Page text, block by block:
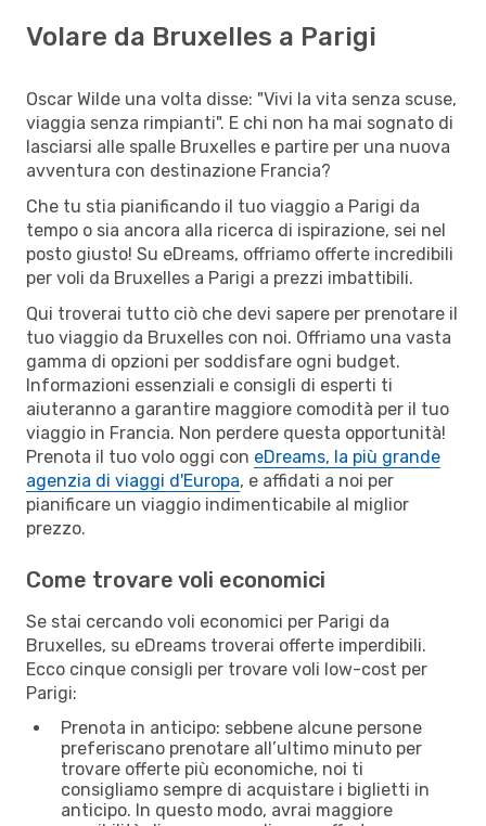
Volare da Bruxelles a Parigi
Oscar Wilde una volta disse: "Vivi la vita senza scuse,
viaggia senza rimpianti". E chi non ha mai sognato di
lasciarsi alle spalle Bruxelles e partire per una nuova
avventura con destinazione Francia?
Che tu stia pianificando il tuo viaggio a Parigi da
tempo o sia ancora alla ricerca di ispirazione, sei nel
posto giusto! Su eDreams, offriamo offerte incredibili
per voli da Bruxelles a Parigi a prezzi imbattibili.
Qui troverai tutto ciò che devi sapere per prenotare il
tuo viaggio da Bruxelles con noi. Offriamo una vasta
gamma di opzioni per soddisfare ogni budget.
Informazioni essenziali e consigli di esperti ti
aiuteranno a garantire maggiore comodità per il tuo
viaggio in Francia. Non perdere questa opportunità!
Prenota il tuo volo oggi con eDreams, la più grande
agenzia di viaggi d'Europa, e affidati a noi per
pianificare un viaggio indimenticabile al miglior
prezzo.
Come trovare voli economici
Se stai cercando voli economici per Parigi da
Bruxelles, su eDreams troverai offerte imperdibili.
Ecco cinque consigli per trovare voli low-cost per
Parigi:
Prenota in anticipo: sebbene alcune persone
preferiscano prenotare all’ultimo minuto per
trovare offerte più economiche, noi ti
consigliamo sempre di acquistare i biglietti in
anticipo. In questo modo, avrai maggiore